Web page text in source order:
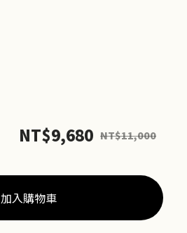
NT$9,680 NT$11,000
加入購物車